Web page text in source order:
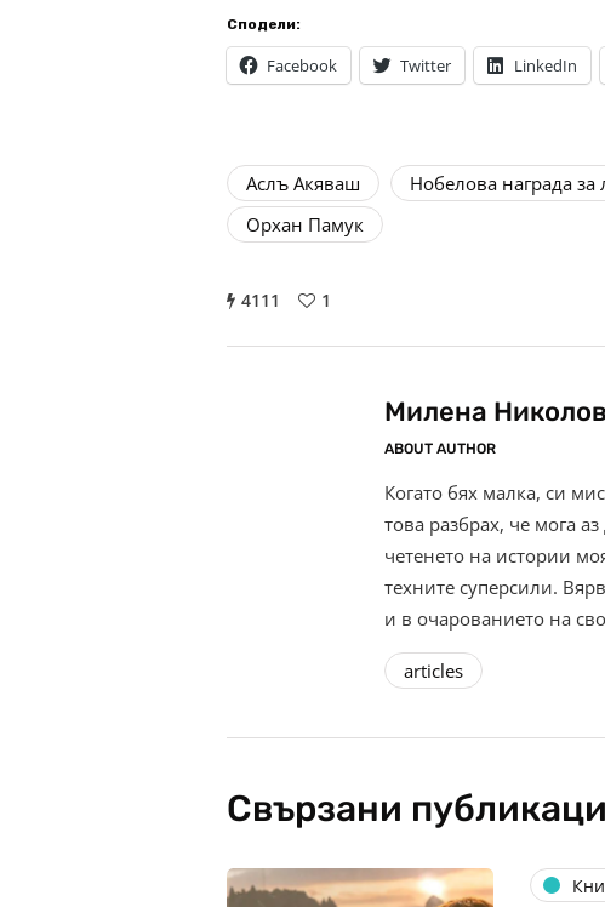
Сподели:
Facebook Twitter LinkedIn
Аслъ Акяваш Нобелова награда за
Орхан Памук
4111 1
Милена
ABOUT AUTHOR
Когато бях малка, си
това разбрах, че мога
четенето на истории
техните суперсили.
и в очарованието на
articles
Свързани